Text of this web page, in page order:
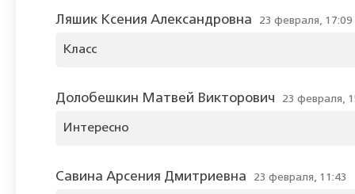
Ляшик Ксения Александровна 23 февраля, 17:09
Класс
Долобешкин Матвей Викторович 23 февраля,
Интересно
Савина Арсения Дмитриевна 23 февраля, 11:43